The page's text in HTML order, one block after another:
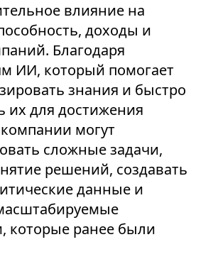
влияние на
доходы и
Благодаря
ИИ, который помогает
знания и быстро
их для достижения
компании могут
сложные задачи,
решений, создавать
данные и
которые ранее были